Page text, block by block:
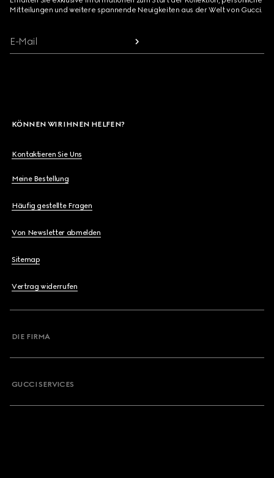
Mitteilungen und weitere spannende Neuigkeiten aus der Welt von Gucci.
E-Mail
KÖNNEN WIR IHNEN HELFEN?
Kontaktieren Sie Uns
Meine Bestellung
Häufig gestellte Fragen
Von Newsletter abmelden
Sitemap
Vertrag widerrufen
DIE FIRMA
GUCCI SERVICES